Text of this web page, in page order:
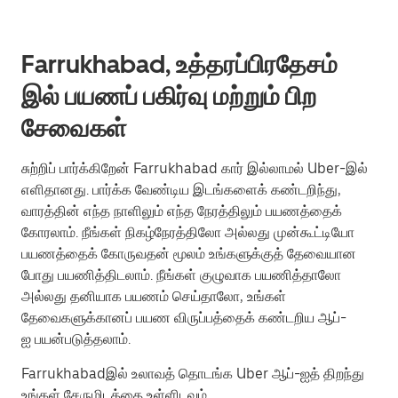
Farrukhabad, உத்தரப்பிரதேசம்
இல் பயணப் பகிர்வு மற்றும் பிற
சேவைகள்
சுற்றிப் பார்க்கிறேன் Farrukhabad கார் இல்லாமல் Uber-இல்
எளிதானது. பார்க்க வேண்டிய இடங்களைக் கண்டறிந்து,
வாரத்தின் எந்த நாளிலும் எந்த நேரத்திலும் பயணத்தைக்
கோரலாம். நீங்கள் நிகழ்நேரத்திலோ அல்லது முன்கூட்டியோ
பயணத்தைக் கோருவதன் மூலம் உங்களுக்குத் தேவையான
போது பயணித்திடலாம். நீங்கள் குழுவாக பயணித்தாலோ
அல்லது தனியாக பயணம் செய்தாலோ, உங்கள்
தேவைகளுக்கானப் பயண விருப்பத்தைக் கண்டறிய ஆப்-
ஐ பயன்படுத்தலாம்.
Farrukhabadஇல் உலாவத் தொடங்க Uber ஆப்-ஐத் திறந்து